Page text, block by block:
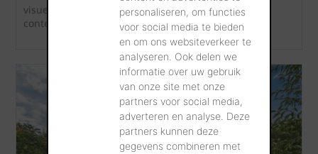
personaliseren, om functies
voor social media te bieden
en om ons websiteverkeer te
analyseren. Ook delen we
informatie over uw gebruik
van onze site met onze
partners voor social media,
adverteren en analyse. Deze
partners kunnen deze
gegevens combineren met
visuellement des styles architecturaux anciens et
contemporains.